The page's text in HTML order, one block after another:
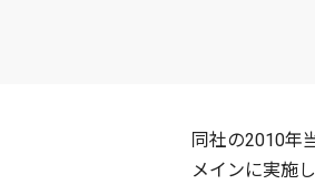
同社の2010年
メインに実施し